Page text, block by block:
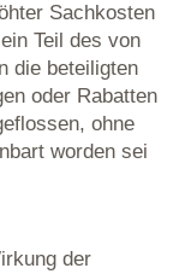
Sachkosten
Teil des von
die beteiligten
oder Rabatten
ohne
worden sei
der